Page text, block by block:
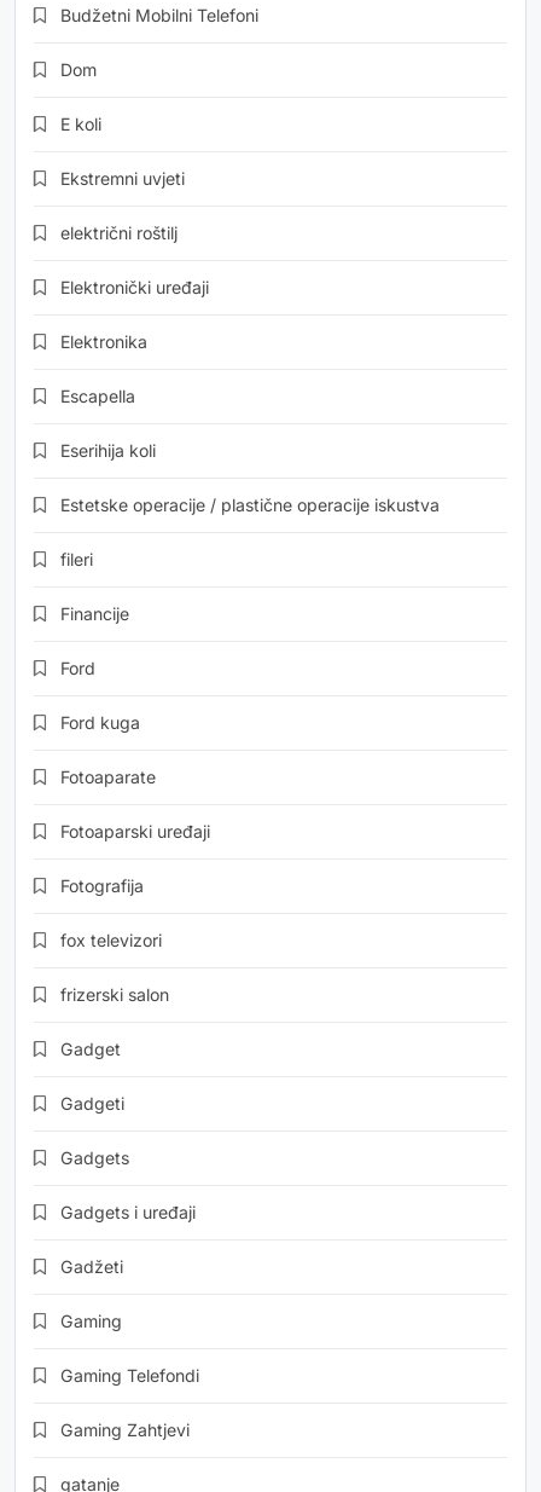
Budžetni Mobilni Telefoni
Dom
E koli
Ekstremni uvjeti
električni roštilj
Elektronički uređaji
Elektronika
Escapella
Eserihija koli
Estetske operacije / plastične operacije iskustva
fileri
Financije
Ford
Ford kuga
Fotoaparate
Fotoaparski uređaji
Fotografija
fox televizori
frizerski salon
Gadget
Gadgeti
Gadgets
Gadgets i uređaji
Gadžeti
Gaming
Gaming Telefondi
Gaming Zahtjevi
gatanje